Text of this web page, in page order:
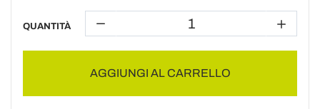
QUANTITÀ
AGGIUNGI AL CARRELLO